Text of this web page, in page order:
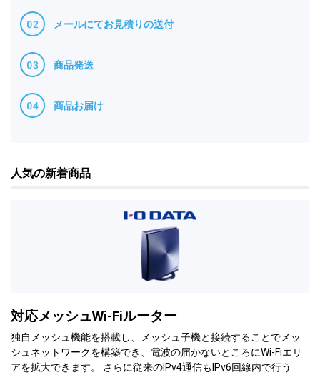
メールにてお見積りの送付
商品発送
商品お届け
人気の新着商品
対応メッシュWi-Fiルーター
独自メッシュ機能を搭載し、メッシュ子機と接続することでメッ
シュネットワークを構築でき、電波の届かないところにWi-Fiエリ
アを拡大できます。 さらに従来のIPv4通信もIPv6回線内で行う